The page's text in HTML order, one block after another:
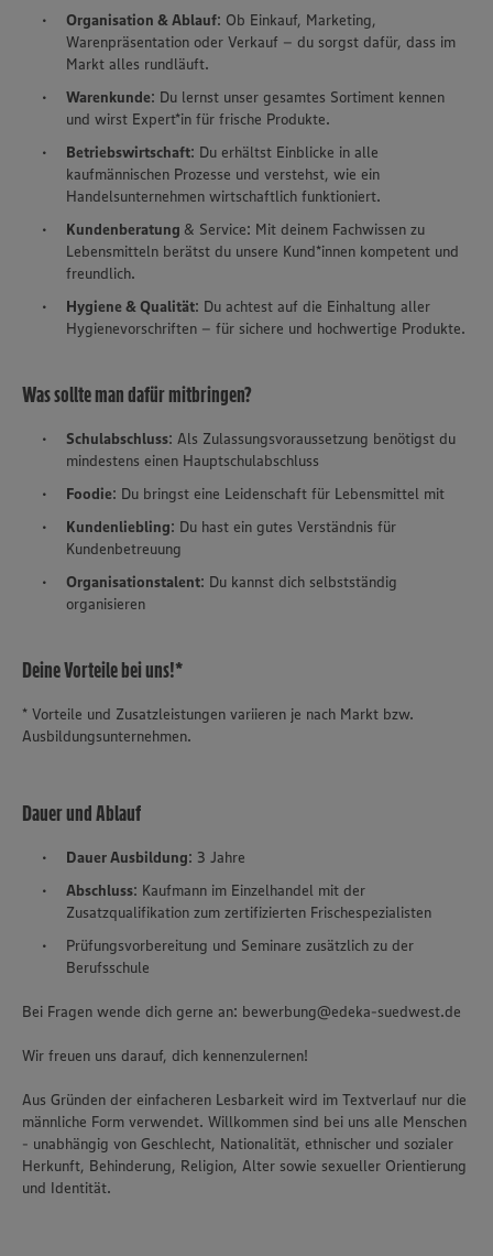
Organisation & Ablauf: Ob Einkauf, Marketing,
Warenpräsentation oder Verkauf – du sorgst dafür, dass im
Markt alles rundläuft.
Warenkunde: Du lernst unser gesamtes Sortiment kennen
und wirst Expert*in für frische Produkte.
Betriebswirtschaft: Du erhältst Einblicke in alle
kaufmännischen Prozesse und verstehst, wie ein
Handelsunternehmen wirtschaftlich funktioniert.
Kundenberatung & Service: Mit deinem Fachwissen zu
Lebensmitteln berätst du unsere Kund*innen kompetent und
freundlich.
Hygiene & Qualität: Du achtest auf die Einhaltung aller
Hygienevorschriften – für sichere und hochwertige Produkte.
Was sollte man dafür mitbringen?
Schulabschluss: Als Zulassungsvoraussetzung benötigst du
mindestens einen Hauptschulabschluss
Foodie: Du bringst eine Leidenschaft für Lebensmittel mit
Kundenliebling: Du hast ein gutes Verständnis für
Kundenbetreuung
Organisationstalent: Du kannst dich selbstständig
organisieren
Deine Vorteile bei uns!*
* Vorteile und Zusatzleistungen variieren je nach Markt bzw.
Ausbildungsunternehmen.
Dauer und Ablauf
Dauer Ausbildung: 3 Jahre
Abschluss: Kaufmann im Einzelhandel mit der
Zusatzqualifikation zum zertifizierten Frischespezialisten
Prüfungsvorbereitung und Seminare zusätzlich zu der
Berufsschule
Bei Fragen wende dich gerne an: bewerbung@edeka-suedwest.de
Wir freuen uns darauf, dich kennenzulernen!
Aus Gründen der einfacheren Lesbarkeit wird im Textverlauf nur die
männliche Form verwendet. Willkommen sind bei uns alle Menschen
- unabhängig von Geschlecht, Nationalität, ethnischer und sozialer
Herkunft, Behinderung, Religion, Alter sowie sexueller Orientierung
und Identität.